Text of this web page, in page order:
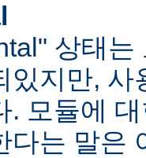
상태는
있지만, 사
. 모듈에
다는 말은